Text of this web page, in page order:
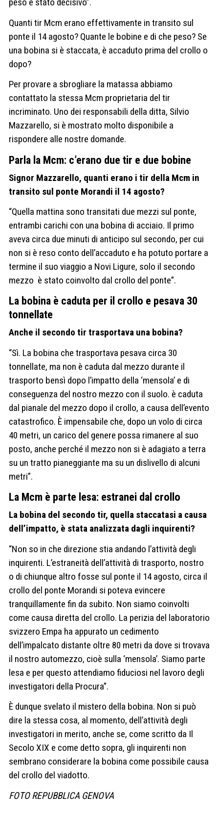
peso è stato decisivo”.
Quanti tir Mcm erano effettivamente in transito sul
ponte il 14 agosto? Quante le bobine e di che peso? Se
una bobina si è staccata, è accaduto prima del crollo o
dopo?
Per provare a sbrogliare la matassa abbiamo
contattato la stessa Mcm proprietaria del tir
incriminato. Uno dei responsabili della ditta, Silvio
Mazzarello, si è mostrato molto disponibile a
rispondere alle nostre domande.
Parla la Mcm: c’erano due tir e due bobine
Signor Mazzarello, quanti erano i tir della Mcm in
transito sul ponte Morandi il 14 agosto?
“Quella mattina sono transitati due mezzi sul ponte,
entrambi carichi con una bobina di acciaio. Il primo
aveva circa due minuti di anticipo sul secondo, per cui
non si è reso conto dell’accaduto e ha potuto portare a
termine il suo viaggio a Novi Ligure, solo il secondo
mezzo è stato coinvolto dal crollo del ponte”.
La bobina è caduta per il crollo e pesava 30
tonnellate
Anche il secondo tir trasportava una bobina?
“Sì. La bobina che trasportava pesava circa 30
tonnellate, ma non è caduta dal mezzo durante il
trasporto bensì dopo l’impatto della ‘mensola’ e di
conseguenza del nostro mezzo con il suolo. è caduta
dal pianale del mezzo dopo il crollo, a causa dell’evento
catastrofico. È impensabile che, dopo un volo di circa
40 metri, un carico del genere possa rimanere al suo
posto, anche perché il mezzo non si è adagiato a terra
su un tratto pianeggiante ma su un dislivello di alcuni
metri”.
La Mcm è parte lesa: estranei dal crollo
La bobina del secondo tir, quella staccatasi a causa
dell’impatto, è stata analizzata dagli inquirenti?
“Non so in che direzione stia andando l’attività degli
inquirenti. L’estraneità dell’attività di trasporto, nostro
o di chiunque altro fosse sul ponte il 14 agosto, circa il
crollo del ponte Morandi si poteva evincere
tranquillamente fin da subito. Non siamo coinvolti
come causa diretta del crollo. La perizia del laboratorio
svizzero Empa ha appurato un cedimento
dell’impalcato distante oltre 80 metri da dove si trovava
il nostro automezzo, cioè sulla ‘mensola’. Siamo parte
lesa e per questo attendiamo fiduciosi nel lavoro degli
investigatori della Procura”.
È dunque svelato il mistero della bobina. Non si può
dire la stessa cosa, al momento, dell’attività degli
investigatori in merito, anche se, come scritto da Il
Secolo XIX e come detto sopra, gli inquirenti non
sembrano considerare la bobina come possibile causa
del crollo del viadotto.
FOTO REPUBBLICA GENOVA